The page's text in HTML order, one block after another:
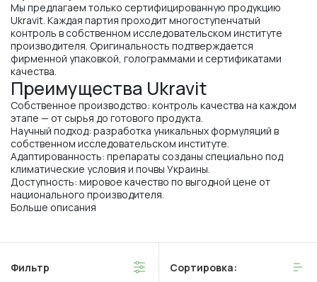
Мы предлагаем только сертифицированную продукцию
Ukravit. Каждая партия проходит многоступенчатый
контроль в собственном исследовательском институте
производителя. Оригинальность подтверждается
фирменной упаковкой, голограммами и сертификатами
качества.
Преимущества Ukravit
Собственное производство: контроль качества на каждом
этапе — от сырья до готового продукта.
Научный подход: разработка уникальных формуляций в
собственном исследовательском институте.
Адаптированность: препараты созданы специально под
климатические условия и почвы Украины.
Доступность: мировое качество по выгодной цене от
национального производителя.
Больше описания
Фильтр Сортировка: